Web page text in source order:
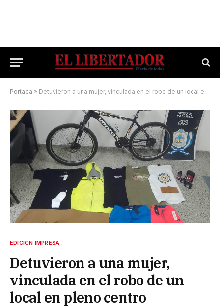
Portada » Detuvieron a una mujer, vinculada en el robo de un local en pleno centro
EDICIÓN IMPRESA
Detuvieron a una mujer,
vinculada en el robo de un
local en pleno centro